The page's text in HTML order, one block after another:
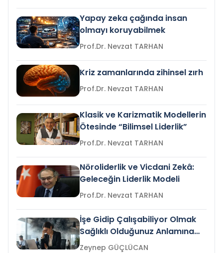
Yapay zeka çağında insan
olmayı koruyabilmek
Prof.Dr. Nevzat TARHAN
Kriz zamanlarında zihinsel zırh
Prof.Dr. Nevzat TARHAN
Klasik ve Karizmatik Modellerin
Ötesinde “Bilimsel Liderlik”
Prof.Dr. Nevzat TARHAN
Nöroliderlik ve Vicdani Zekâ:
Geleceğin Liderlik Modeli
Prof.Dr. Nevzat TARHAN
İşe Gidip Çalışabiliyor Olmak
Sağlıklı Olduğunuz Anlamına
Gelir mi?Zeynep GÜÇLÜCAN